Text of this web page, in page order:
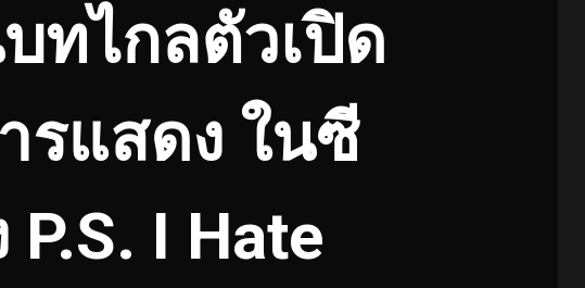
ทไกลตัวเปิด
รแสดง ในซี
I Hate